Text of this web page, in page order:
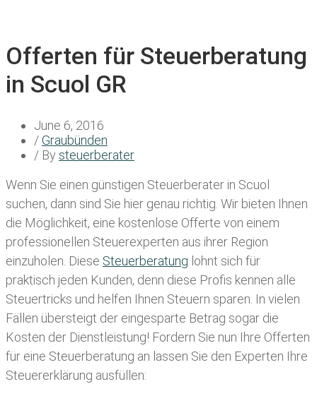
Offerten für Steuerberatung
in Scuol GR
June 6, 2016
/Graubünden
/ By steuerberater
Wenn Sie einen günstigen Steuerberater in Scuol
suchen, dann sind Sie hier genau richtig. Wir bieten Ihnen
die Möglichkeit, eine kostenlose Offerte von einem
professionellen Steuerexperten aus ihrer Region
einzuholen. Diese Steuerberatung lohnt sich für
praktisch jeden Kunden, denn diese Profis kennen alle
Steuertricks und helfen Ihnen Steuern sparen. In vielen
Fällen übersteigt der eingesparte Betrag sogar die
Kosten der Dienstleistung! Fordern Sie nun Ihre Offerten
für eine Steuerberatung an lassen Sie den Experten Ihre
Steuererklärung ausfüllen: